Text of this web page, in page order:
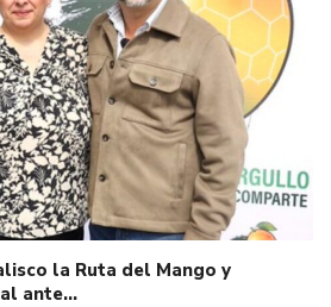
la Ruta del Mango y
ante…